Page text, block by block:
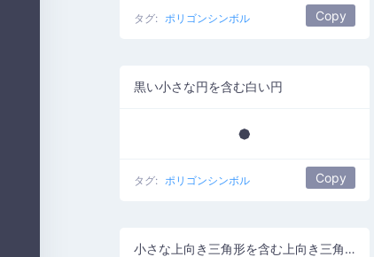
タグ: ポリゴンシンボル Copy
黒い小さな円を含む白い円
⯄
タグ: ポリゴンシンボル Copy
小さな上向き三角形を含む上向き三角形